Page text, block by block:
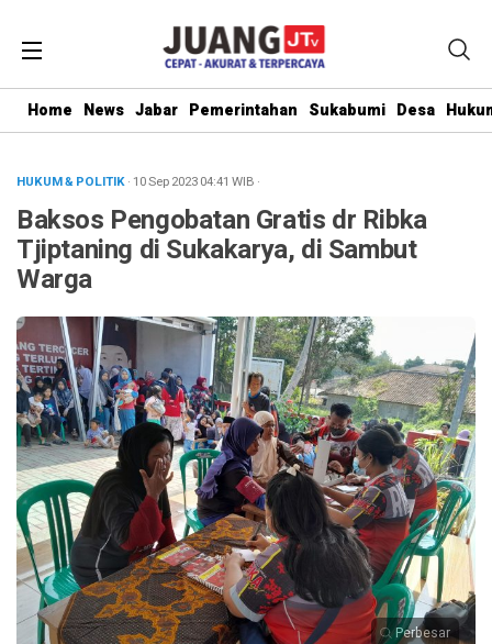
Home News Jabar Pemerintahan Sukabumi Desa
HUKUM & POLITIK· 10 Sep 202304:41 WIB ·
Baksos Pengobatan Gratis dr Ribka
Tjiptaning di Sukakarya, di Sambut
Warga
Perbesar